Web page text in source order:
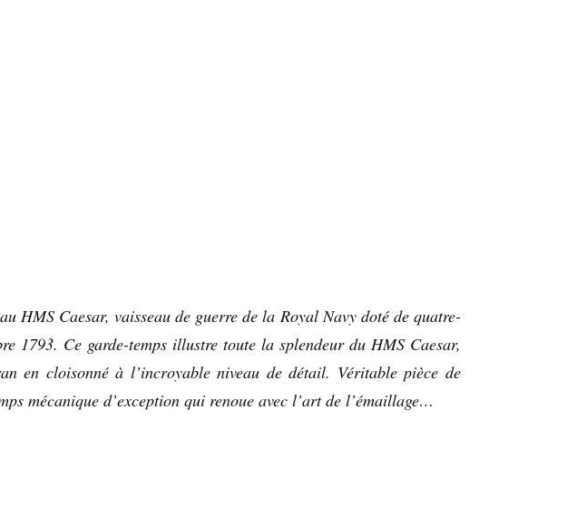
HMS Caesar, vaisseau de guerre de la Royal Navy doté de quatre-
1793. Ce garde-temps illustre toute la splendeur du HMS Caesar,
en cloisonné à l’incroyable niveau de détail. Véritable pièce de
mécanique d’exception qui renoue avec l’art de l’émaillage…